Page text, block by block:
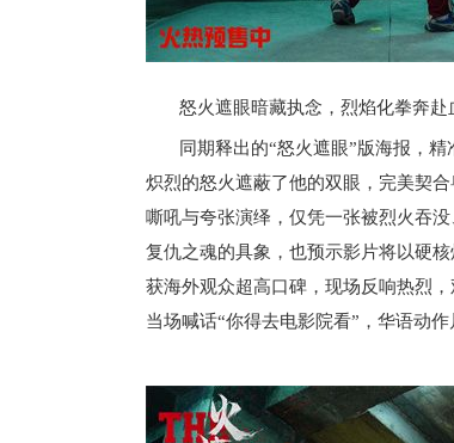
怒火遮眼暗藏执念，烈焰化拳奔赴
同期释出的“怒火遮眼”版海报，
炽烈的怒火遮蔽了他的双眼，完美契
嘶吼与夸张演绎，仅凭一张被烈火吞
复仇之魂的具象，也预示影片将以硬
获海外观众超高口碑，现场反响热烈
当场喊话“你得去电影院看”，华语动